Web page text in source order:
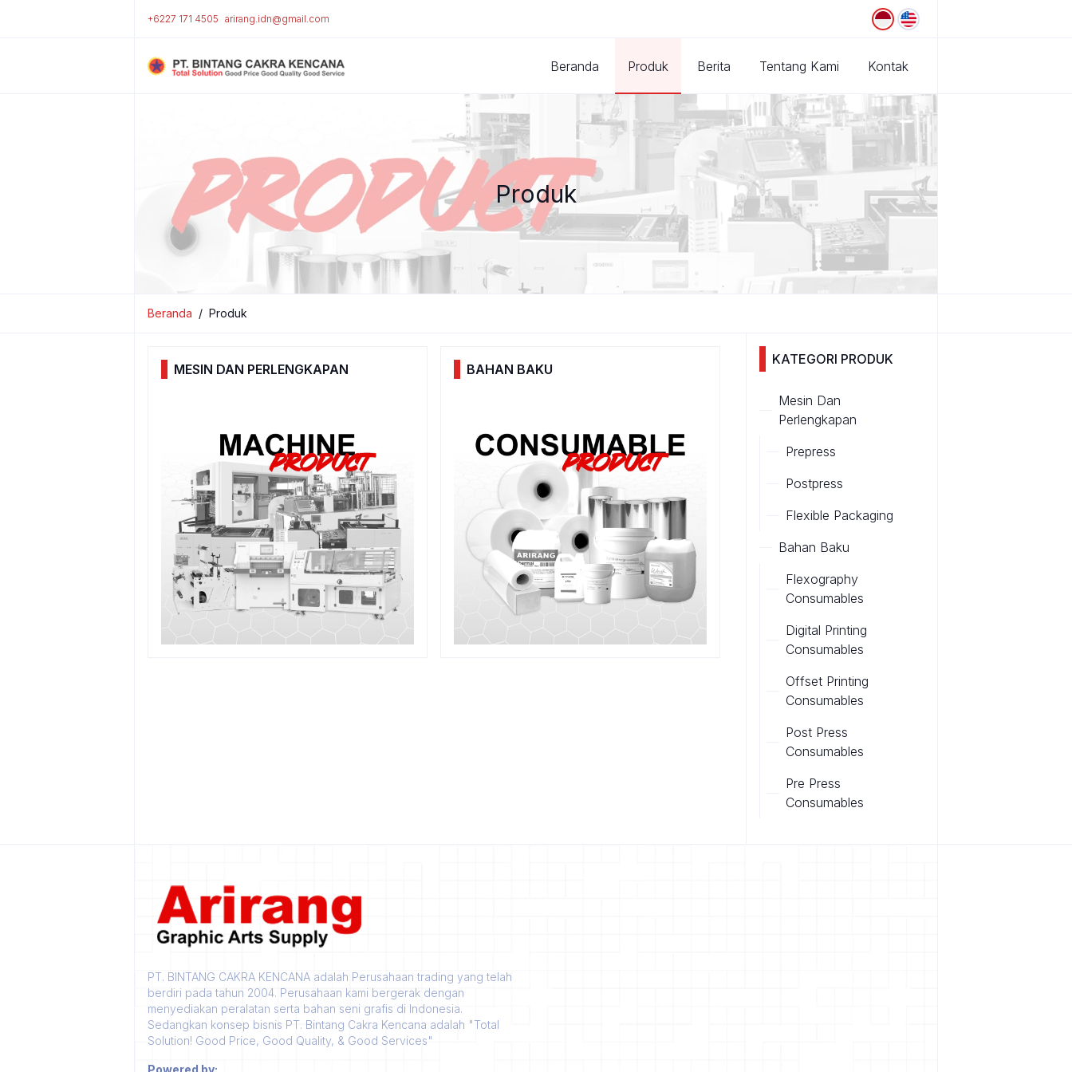
+6227 171 4505 arirang.idn@gmail.com
Beranda Produk Berita Tentang Kami Kontak
Produk
Beranda Produk
MESIN DAN PERLENGKAPAN BAHAN BAKU
KATEGORI PRODUK
Mesin Dan
Perlengkapan
Prepress
Postpress
Flexible Packaging
Bahan Baku
Flexography
Consumables
Digital Printing
Consumables
Offset Printing
Consumables
Post Press
Consumables
Pre Press
Consumables
PT. BINTANG CAKRA KENCANA adalah Perusahaan trading yang telah
berdiri pada tahun 2004. Perusahaan kami bergerak dengan
menyediakan peralatan serta bahan seni grafis di Indonesia.
Sedangkan konsep bisnis PT. Bintang Cakra Kencana adalah "Total
Solution! Good Price, Good Quality, & Good Services"
Powered by: